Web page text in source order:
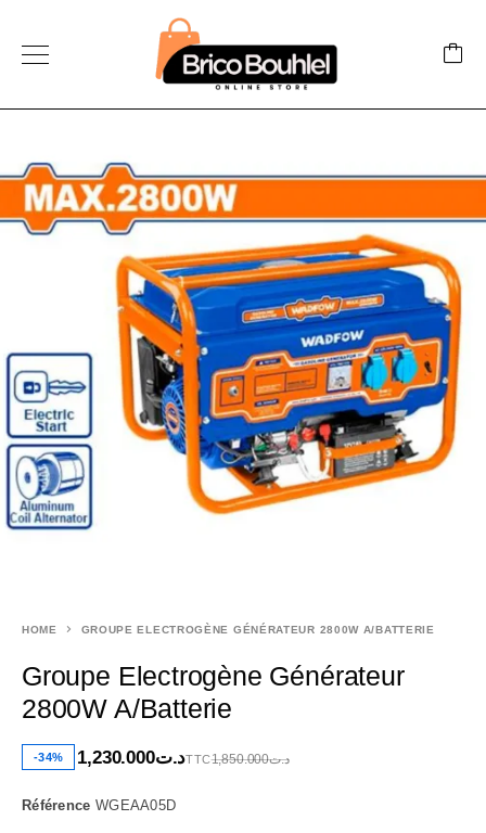
HOME GROUPE ELECTROGÈNE GÉNÉRATEUR 2800W A/BATTERIE
Groupe Electrogène Générateur
2800W A/Batterie
-34% د.ت1,850.000 د.ت1,230.000 TTC
Référence WGEAA05D